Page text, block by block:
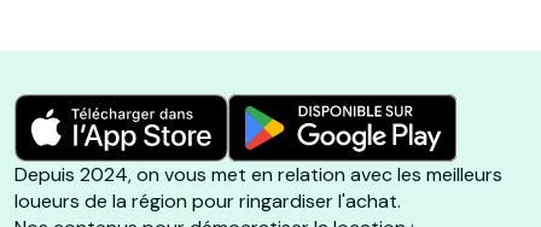
Depuis 2024, on vous met en relation avec les meilleurs
loueurs de la région pour ringardiser l'achat.